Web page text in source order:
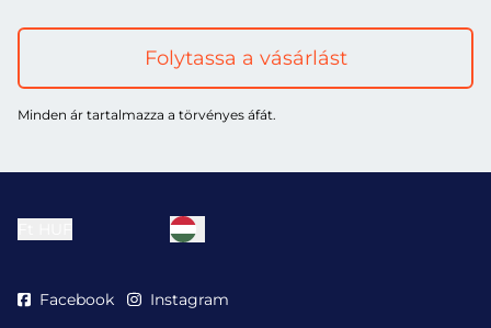
Folytassa a vásárlást
Minden ár tartalmazza a törvényes áfát.
Facebook Instagram